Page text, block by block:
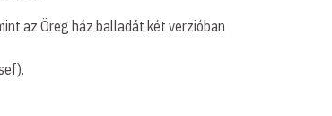
az Öreg ház balladát két verzióban